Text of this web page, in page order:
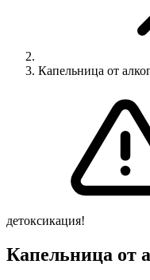
Капельница от
детоксикация!
Капельница от